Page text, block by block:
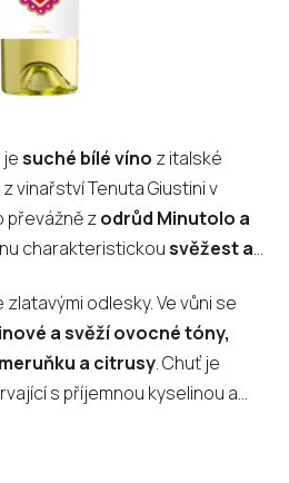
jesuché bílé víno z italské
vinařství Tenuta Giustini v
převážně zodrůd Minutolo a
charakteristickousvěžest a
odlesky. Ve vůni se
a svěží ovocné tóny,
a citrusy. Chuť je
s příjemnou kyselinou a